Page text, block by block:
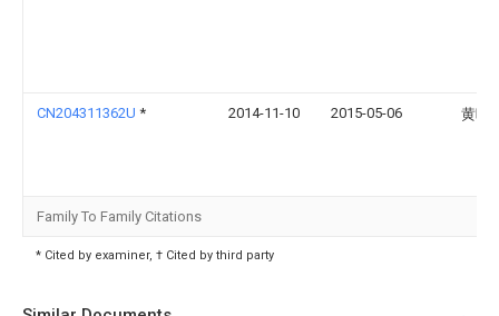
CN204311362U * 2014-11-10 2015-05-06 黄叶
Family To Family Citations
* Cited by examiner, † Cited by third party